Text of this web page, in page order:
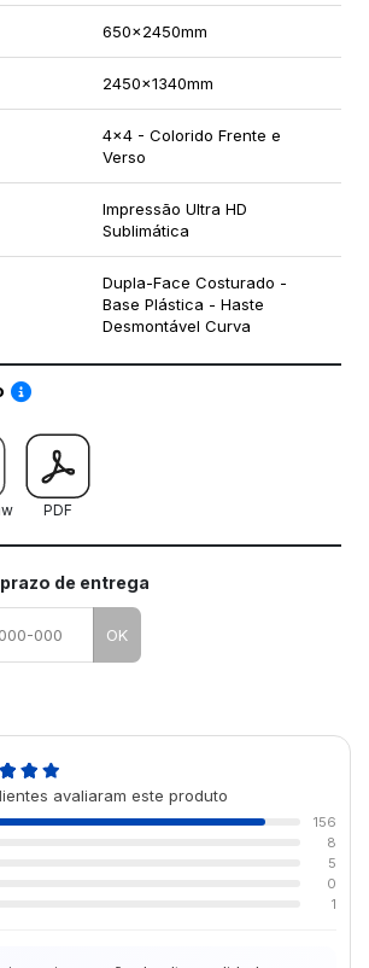
650x2450mm
2450x1340mm
4x4 - Colorido Frente e
Verso
Impressão Ultra HD
Sublimática
Dupla-Face Costurado -
Base Plástica - Haste
Desmontável Curva
Saiba como utilizar os nossos gabaritos
PDF
de entrega
OK
avaliaram este produto
156
8
5
0
1